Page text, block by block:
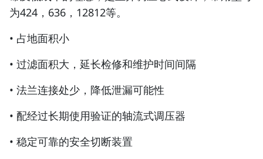
为424，636，12812等。
• 占地面积小
• 过滤面积大，延长检修和维护时间间隔
• 法兰连接处少，降低泄漏可能性
• 配经过长期使用验证的轴流式调压器
• 稳定可靠的安全切断装置